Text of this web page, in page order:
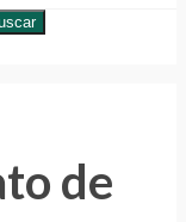
de